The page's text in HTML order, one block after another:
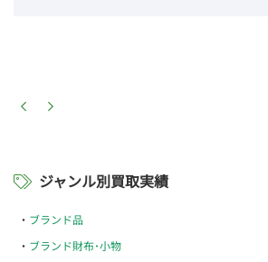
ジャンル別買取実績
ブランド品
ブランド財布･小物